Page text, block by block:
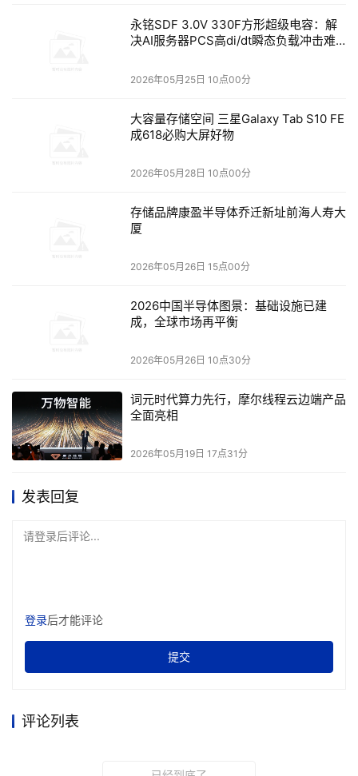
永铭SDF 3.0V 330F方形超级电容：解
决AI服务器PCS高di/dt瞬态负载冲击难
2026年05月25日 10点00分
大容量存储空间 三星Galaxy Tab S10 FE
成618必购大屏好物
2026年05月28日 10点00分
存储品牌康盈半导体乔迁新址前海人寿大
厦
2026年05月26日 15点00分
2026中国半导体图景：基础设施已建
成，全球市场再平衡
2026年05月26日 10点30分
词元时代算力先行，摩尔线程云边端产品
全面亮相
2026年05月19日 17点31分
发表回复
请登录后评论...
登录后才能评论
提交
评论列表